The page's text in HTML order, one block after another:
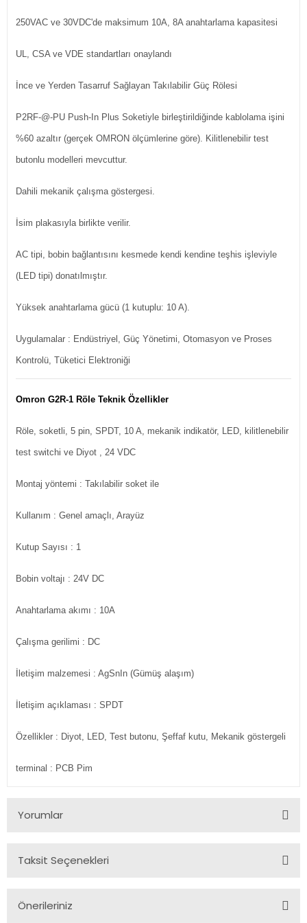
250VAC ve 30VDC'de maksimum 10A, 8A anahtarlama kapasitesi
UL, CSA ve VDE standartları onaylandı
İnce ve Yerden Tasarruf Sağlayan Takılabilir Güç Rölesi
P2RF-@-PU Push-In Plus Soketiyle birleştirildiğinde kablolama işini
%60 azaltır (gerçek OMRON ölçümlerine göre). Kilitlenebilir test
butonlu modelleri mevcuttur.
Dahili mekanik çalışma göstergesi.
İsim plakasıyla birlikte verilir.
AC tipi, bobin bağlantısını kesmede kendi kendine teşhis işleviyle
(LED tipi) donatılmıştır.
Yüksek anahtarlama gücü (1 kutuplu: 10 A).
Uygulamalar : Endüstriyel, Güç Yönetimi, Otomasyon ve Proses
Kontrolü, Tüketici Elektroniği
Omron G2R-1 Röle Teknik Özellikler
Röle, soketli, 5 pin, SPDT, 10 A, mekanik indikatör, LED, kilitlenebilir
test switchi ve Diyot , 24 VDC
Montaj yöntemi : Takılabilir soket ile
Kullanım : Genel amaçlı, Arayüz
Kutup Sayısı : 1
Bobin voltajı : 24V DC
Anahtarlama akımı : 10A
Çalışma gerilimi : DC
İletişim malzemesi : AgSnIn (Gümüş alaşım)
İletişim açıklaması : SPDT
Özellikler : Diyot, LED, Test butonu, Şeffaf kutu, Mekanik göstergeli
terminal : PCB Pim
Yorumlar
Taksit Seçenekleri
Önerileriniz